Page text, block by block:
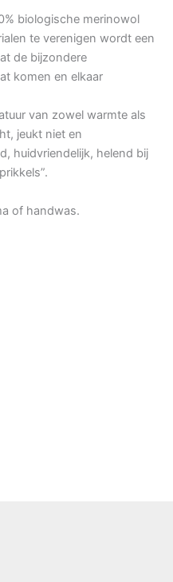
biologische merinowol
te verenigen wordt een
de bijzondere
komen en elkaar
van zowel warmte als
jeukt niet en
huidvriendelijk, helend bij
of handwas.